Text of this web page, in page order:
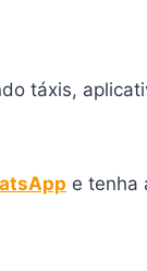
táxis,
e tenha